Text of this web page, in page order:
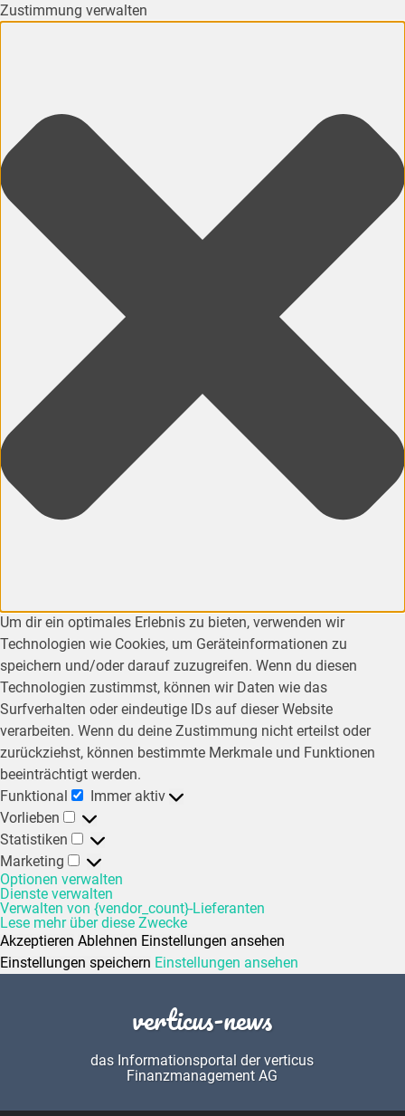
Zustimmung verwalten
Um dir ein optimales Erlebnis zu bieten, verwenden wir
Technologien wie Cookies, um Geräteinformationen zu
speichern und/oder darauf zuzugreifen. Wenn du diesen
Technologien zustimmst, können wir Daten wie das
Surfverhalten oder eindeutige IDs auf dieser Website
verarbeiten. Wenn du deine Zustimmung nicht erteilst oder
zurückziehst, können bestimmte Merkmale und Funktionen
beeinträchtigt werden.
Funktional
Immer aktiv
Vorlieben
Statistiken
Marketing
Optionen verwalten
Dienste verwalten
Verwalten von {vendor_count}-Lieferanten
Lese mehr über diese Zwecke
Akzeptieren Ablehnen Einstellungen ansehen
Einstellungen speichern Einstellungen ansehen
verticus-news
das Informationsportal der verticus
Finanzmanagement AG